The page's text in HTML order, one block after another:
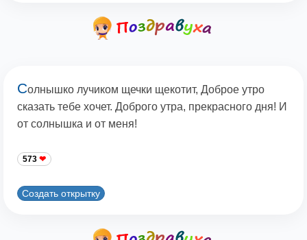
Солнышко лучиком щечки щекотит, Доброе утро
сказать тебе хочет. Доброго утра, прекрасного дня! И
от солнышка и от меня!
573
Создать открытку